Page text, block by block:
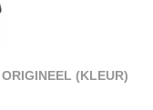
(KLEUR)